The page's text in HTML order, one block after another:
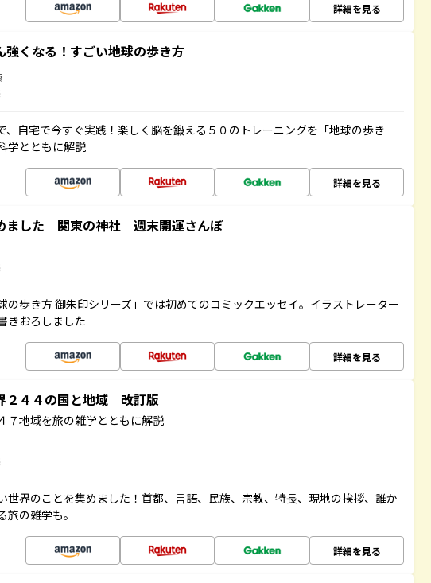
詳細を見る
強くなる！すごい地球の歩き方
、自宅で今すぐ実践！楽しく脳を鍛える５０のトレーニングを「地球の歩き
学とともに解説
詳細を見る
ました 関東の神社 週末開運さんぽ
の歩き方 御朱印シリーズ」では初めてのコミックエッセイ。イラストレーター
きおろしました
詳細を見る
４４の国と地域 改訂版
７地域を旅の雑学とともに解説
世界のことを集めました！首都、言語、民族、宗教、特長、現地の挨拶、誰か
旅の雑学も。
詳細を見る